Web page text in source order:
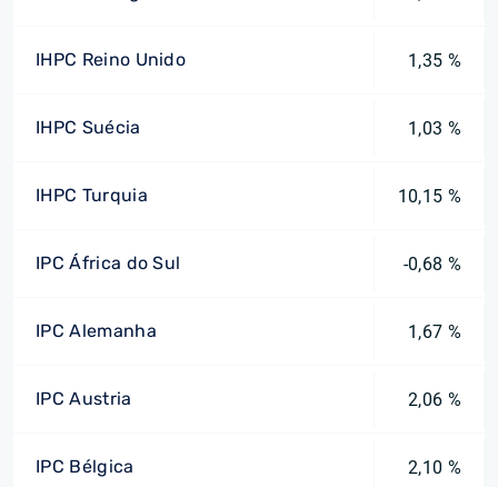
IHPC Reino Unido 1,35 %
IHPC Suécia 1,03 %
IHPC Turquia 10,15 %
IPC África do Sul -0,68 %
IPC Alemanha 1,67 %
IPC Austria 2,06 %
IPC Bélgica 2,10 %